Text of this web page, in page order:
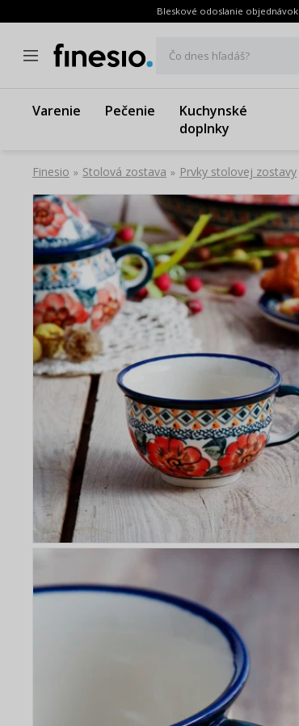
Bleskové odoslanie objednávok
Čo dnes hľadáš?
Varenie Pečenie
Kuchynské
doplnky
Finesio » Stolová zostava » Prvky stolovej zostavy